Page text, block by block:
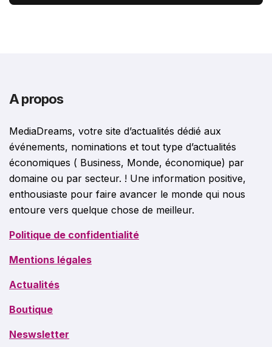
A propos
MediaDreams, votre site d’actualités dédié aux
événements, nominations et tout type d’actualités
économiques ( Business, Monde, économique) par
domaine ou par secteur. ! Une information positive,
enthousiaste pour faire avancer le monde qui nous
entoure vers quelque chose de meilleur.
Politique de confidentialité
Mentions légales
Actualités
Boutique
Neswsletter